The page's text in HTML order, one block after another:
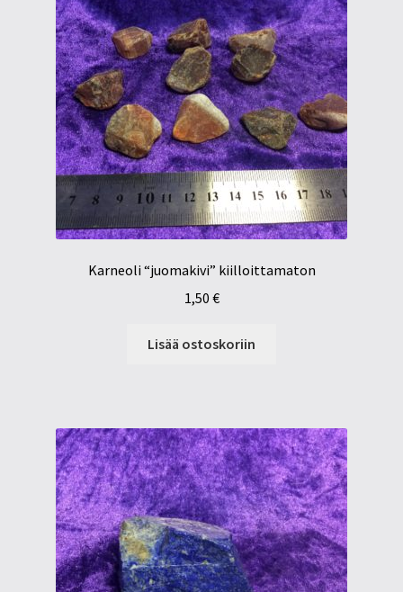
Karneoli “juomakivi” kiilloittamaton
1,50 €
Lisää ostoskoriin